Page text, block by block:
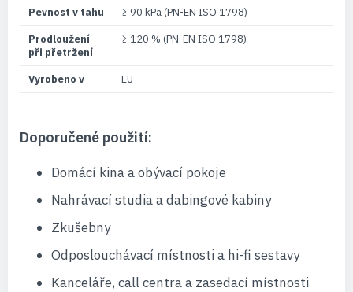
Pevnost v tahu
≥ 90 kPa (PN-EN ISO 1798)
Prodloužení
při přetržení
≥ 120 % (PN-EN ISO 1798)
Vyrobeno v EU
Doporučené použití:
Domácí kina a obývací pokoje
Nahrávací studia a dabingové kabiny
Zkušebny
Odposlouchávací místnosti a hi-fi sestavy
Kanceláře, call centra a zasedací místnosti